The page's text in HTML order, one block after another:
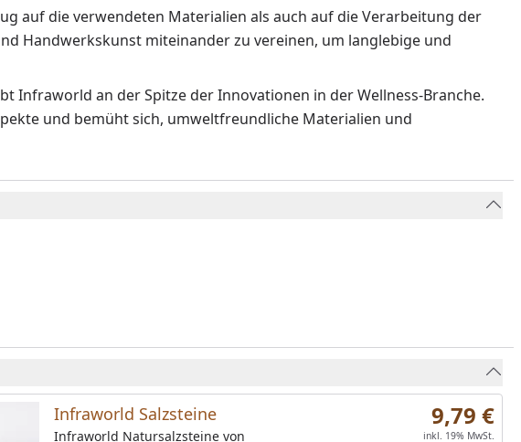
auf die verwendeten Materialien als auch auf die Verarbeitung der
Handwerkskunst miteinander zu vereinen, um langlebige und
Infraworld an der Spitze der Innovationen in der Wellness-Branche.
und bemüht sich, umweltfreundliche Materialien und
Infraworld Salzsteine
Infraworld Natursalzsteine von
9,79 €
inkl. 19% MwSt.